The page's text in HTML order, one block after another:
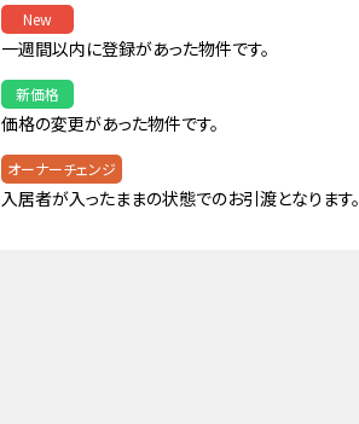
New
一週間以内に登録があった物件です。
新価格
価格の変更があった物件です。
オーナーチェンジ
入居者が入ったままの状態でのお引渡となります。